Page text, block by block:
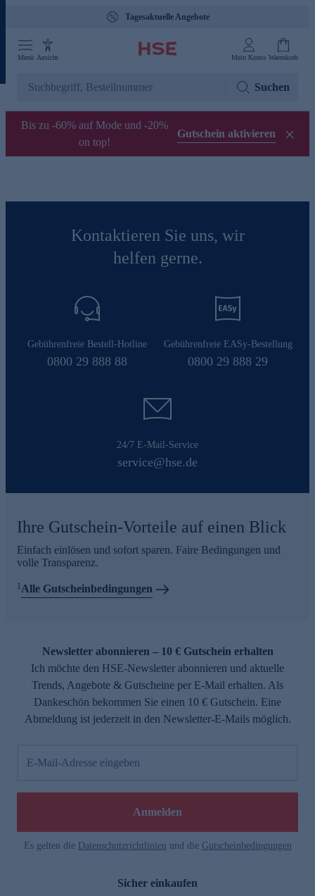
Tagesaktuelle Angebote
Menü Ansicht Mein Konto Warenkorb
Suchen
Bis zu -60% auf Mode und -20%
on top!
Gutschein aktivieren
Kontaktieren Sie uns, wir
helfen gerne.
Gebührenfreie Bestell-Hotline
0800 29 888 88
Gebührenfreie EASy-Bestellung
0800 29 888 29
24/7 E-Mail-Service
service@hse.de
Ihre Gutschein-Vorteile auf einen Blick
Einfach einlösen und sofort sparen. Faire Bedingungen und
volle Transparenz.
1Alle Gutscheinbedingungen
Newsletter abonnieren – 10 € Gutschein erhalten
Ich möchte den HSE-Newsletter abonnieren und aktuelle
Trends, Angebote & Gutscheine per E-Mail erhalten. Als
Dankeschön bekommen Sie einen 10 € Gutschein. Eine
Abmeldung ist jederzeit in den Newsletter-E-Mails möglich.
E-Mail-Adresse eingeben
Anmelden
Es gelten die Datenschutzrichtlinien und die Gutscheinbedingungen
Sicher einkaufen